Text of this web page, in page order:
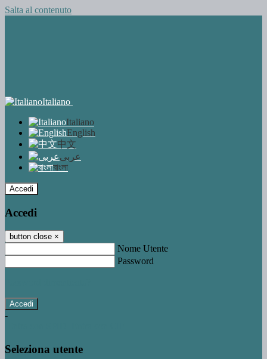
Salta al contenuto
Italiano
Italiano
English
中文
عربى
বাংলা
Accedi
Accedi
button close ×
Nome Utente
Password
-
Seleziona utente